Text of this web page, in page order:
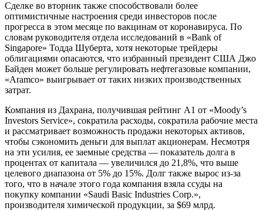
Сделке во вторник также способствовали более
оптимистичные настроения среди инвесторов после
прогресса в этом месяце по вакцинам от коронавируса. По
словам руководителя отдела исследований в «Bank of
Singapore» Тодда Шуберта, хотя некоторые трейдеры
облигациями опасаются, что избранный президент США Джо
Байден может больше регулировать нефтегазовые компании,
«Aramco» выигрывает от таких низких производственных
затрат.
Компания из Дахрана, получившая рейтинг A1 от «Moody’s
Investors Service», сократила расходы, сократила рабочие места
и рассматривает возможность продажи некоторых активов,
чтобы сэкономить деньги для выплат акционерам. Несмотря
на эти усилия, ее заемные средства — показатель долга в
процентах от капитала — увеличился до 21,8%, что выше
целевого диапазона от 5% до 15%. Долг также вырос из-за
того, что в начале этого года компания взяла ссуды на
покупку компании «Saudi Basic Industries Corp.»,
производителя химической продукции, за $69 млрд.